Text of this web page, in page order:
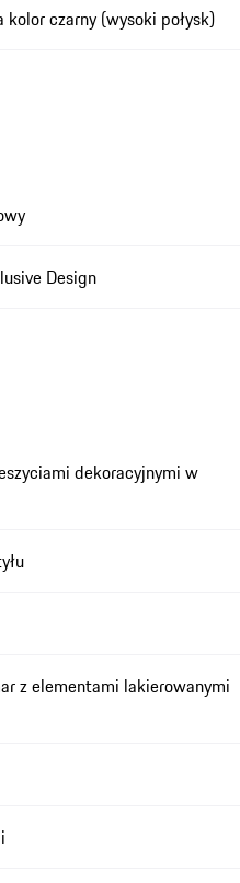
czarny (wysoki połysk)
Design
dekoracyjnymi w
z elementami lakierowanymi